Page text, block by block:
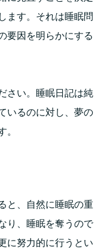
ます。それは睡眠問
要因を明らかにする
さい。睡眠日記は純
いるのに対し、夢の
。
と、自然に睡眠の重
り、睡眠を奪うので
に努力的に行うとい